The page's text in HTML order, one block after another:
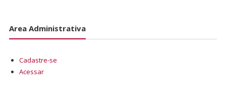
Area Administrativa
Cadastre-se
Acessar